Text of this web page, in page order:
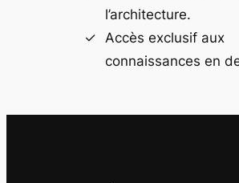
l’architecture.
Accès exclusif aux
connaissances en